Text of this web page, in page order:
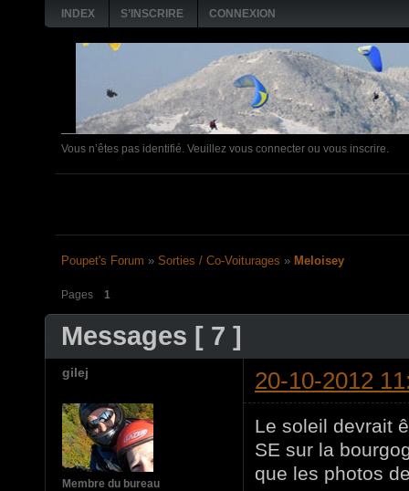
INDEX S’INSCRIRE CONNEXION
Vous n’êtes pas identifié. Veuillez vous connecter ou vous inscrire.
Poupet's Forum »Sorties / Co-Voiturages » Meloisey
Pages 1
Messages [ 7 ]
gilej 20-10-2012
Membre du bureau
Le soleil devrait
SE sur la
que les photos